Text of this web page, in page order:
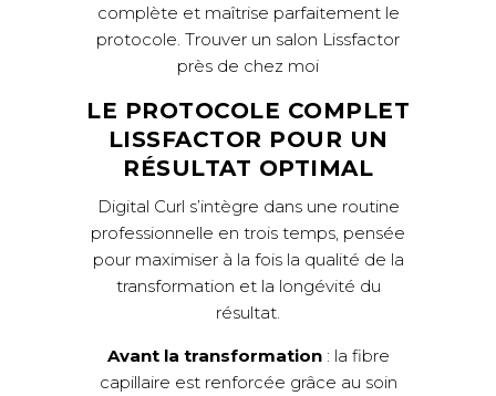
complète et maîtrise parfaitement le
protocole. Trouver un salon Lissfactor
près de chez moi
LE PROTOCOLE COMPLET
LISSFACTOR POUR UN
RÉSULTAT OPTIMAL
Digital Curl s’intègre dans une routine
professionnelle en trois temps, pensée
pour maximiser à la fois la qualité de la
transformation et la longévité du
résultat.
Avant la transformation: la fibre
capillaire est renforcée grâce au soin